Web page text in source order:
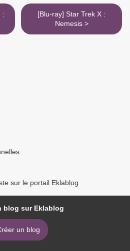
[Blu-ray] Star Trek X :
Nemesis >
sur le portail Eklablog
blog sur Eklablog
un blog